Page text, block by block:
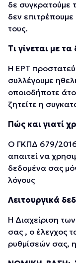
δε συγκρατούμε
δεν
τους.
Τι γίνεται με
Η ΕΡΤ
συλλέγουμε
οποιοδήποτε
ζητείτε η
Πώς και γιατί
Ο ΓΚΠΔ 679/
απαιτεί να
δεδομένα σας
λόγους
Λειτουργικά
H Διαχείριση
σας , ο έλεγχος
ρυθμίσεών σας,